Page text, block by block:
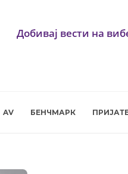
Добивај вести на
AV БЕНЧМАРК